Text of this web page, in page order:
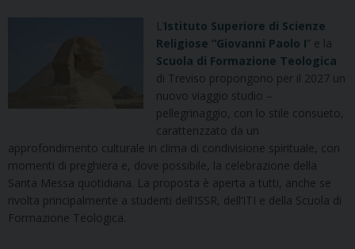
L’Istituto Superiore di Scienze
Religiose “Giovanni Paolo I” e la
Scuola di Formazione Teologica
di Treviso propongono per il 2027 un
nuovo viaggio studio –
pellegrinaggio, con lo stile consueto,
caratterizzato da un
approfondimento culturale in clima di condivisione spirituale, con
momenti di preghiera e, dove possibile, la celebrazione della
Santa Messa quotidiana. La proposta è aperta a tutti, anche se
rivolta principalmente a studenti dell’ISSR, dell’ITI e della Scuola di
Formazione Teologica.